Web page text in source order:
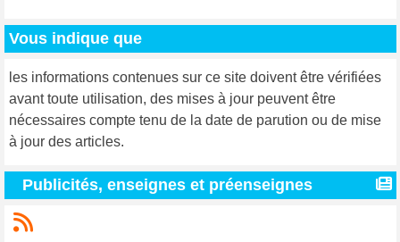
Vous indique que
les informations contenues sur ce site doivent être vérifiées
avant toute utilisation, des mises à jour peuvent être
nécessaires compte tenu de la date de parution ou de mise
à jour des articles.
Publicités, enseignes et préenseignes